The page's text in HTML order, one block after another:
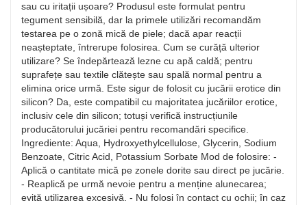
sau cu iritații ușoare? Produsul este formulat pentru
tegument sensibilă, dar la primele utilizări recomandăm
testarea pe o zonă mică de piele; dacă apar reacții
neașteptate, întrerupe folosirea. Cum se curăță ulterior
utilizare? Se îndepărtează lezne cu apă caldă; pentru
suprafețe sau textile clătește sau spală normal pentru a
elimina orice urmă. Este sigur de folosit cu jucării erotice din
silicon? Da, este compatibil cu majoritatea jucăriilor erotice,
inclusiv cele din silicon; totuși verifică instrucțiunile
producătorului jucăriei pentru recomandări specifice.
Ingrediente: Aqua, Hydroxyethylcellulose, Glycerin, Sodium
Benzoate, Citric Acid, Potassium Sorbate Mod de folosire: -
Aplică o cantitate mică pe zonele dorite sau direct pe jucărie.
- Reaplică pe urmă nevoie pentru a menține alunecarea;
evită utilizarea excesivă. - Nu folosi în contact cu ochii; în caz